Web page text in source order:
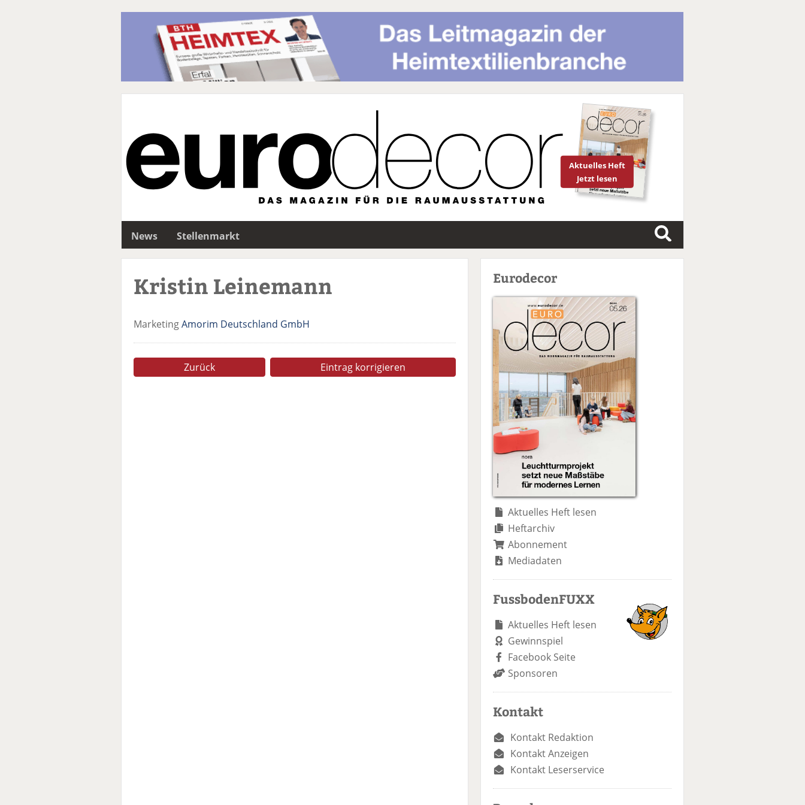
Aktuelles Heft
Jetzt lesen
News
Stellenmarkt
S
u
Kristin Leinemann
MarketingAmorim Deutschland GmbH
Zurück Eintrag korrigieren
Eurodecor
Aktuelles Heft lesen
Heftarchiv
Abonnement
Mediadaten
FussbodenFUXX
Aktuelles Heft lesen
Gewinnspiel
Facebook Seite
Sponsoren
Kontakt
Kontakt Redaktion
Kontakt Anzeigen
Kontakt Leserservice